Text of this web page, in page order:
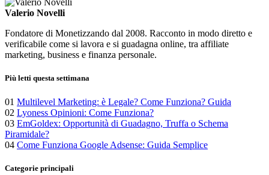
Valerio Novelli
Fondatore di Monetizzando dal 2008. Racconto in modo diretto e
verificabile come si lavora e si guadagna online, tra affiliate
marketing, business e finanza personale.
Più letti questa settimana
01 Multilevel Marketing: è Legale? Come Funziona? Guida
02 Lyoness Opinioni: Come Funziona?
03 EmGoldex: Opportunità di Guadagno, Truffa o Schema
Piramidale?
04 Come Funziona Google Adsense: Guida Semplice
Categorie principali